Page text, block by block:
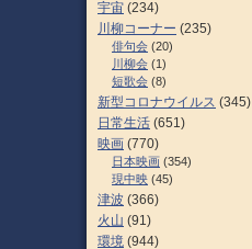
宇宙 (234)
川柳コーナー (235)
俳句会 (20)
川柳会 (1)
短歌会 (8)
新型コロナウイルス (345)
日常生活 (651)
映画 (770)
日本映画 (354)
現中映 (45)
津波 (366)
火山 (91)
環境 (944)